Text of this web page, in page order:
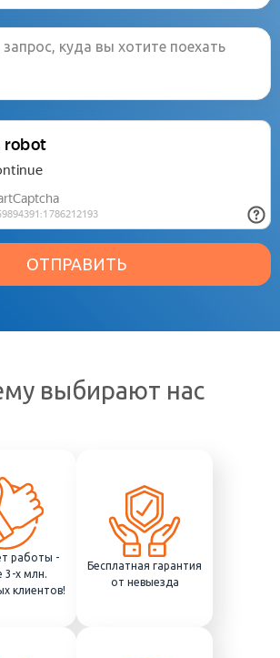
ОТПРАВИТЬ
выбирают нас
работы -
3-х млн.
клиентов!
Бесплатная гарантия
от невыезда